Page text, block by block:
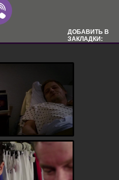
ДОБАВИТЬ В
ЗАКЛАДКИ: